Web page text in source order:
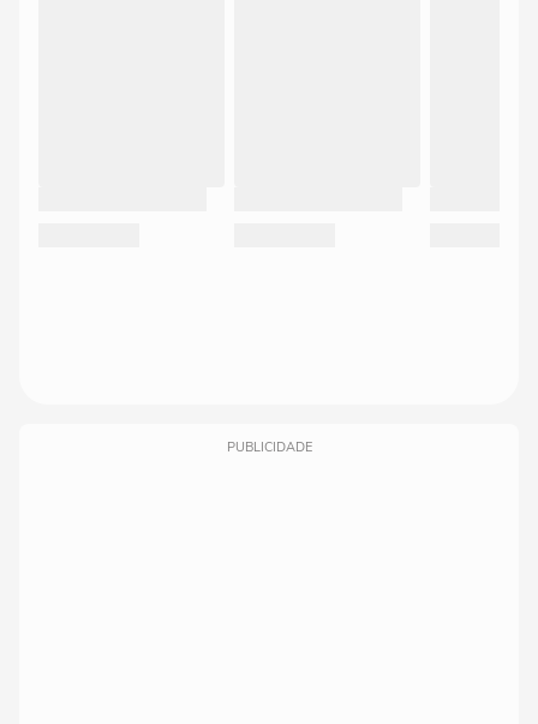
PUBLICIDADE